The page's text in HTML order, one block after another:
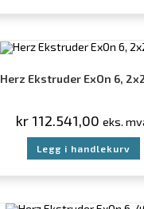
Herz Ekstruder ExOn 6,
kr 112.541,00 eks.
Legg i handlekurv